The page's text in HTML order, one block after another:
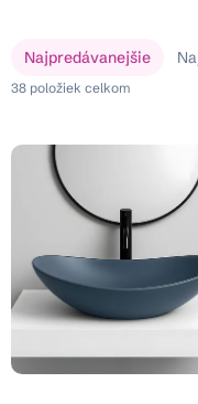
d
n
o
d
k
Najpredávanejšie
38 položiek celkom
p
s
u
k
t
o
v